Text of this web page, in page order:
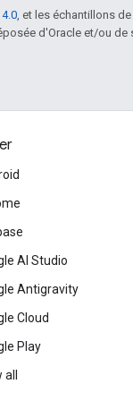
, et les échantillons
d'Oracle et/ou de
AI Studio
Antigravity
Cloud
Play